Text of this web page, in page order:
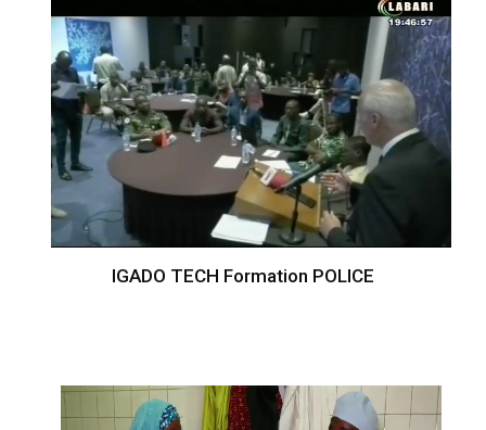
IGADO TECH Formation POLICE